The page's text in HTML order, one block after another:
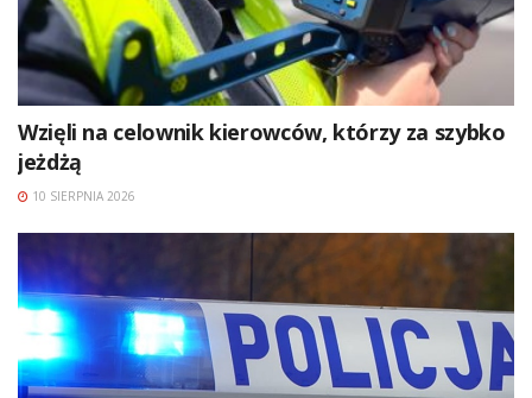
Wzięli na celownik kierowców, którzy za szybko
jeżdżą
10 SIERPNIA 2026